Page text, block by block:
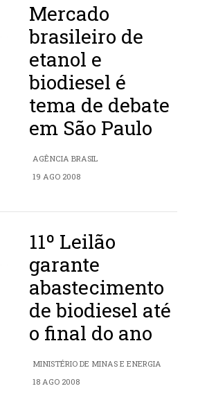
Mercado
brasileiro de
etanol e
biodiesel é
tema de debate
em São Paulo
AGÊNCIA BRASIL
19 AGO 2008
11º Leilão
garante
abastecimento
de biodiesel até
o final do ano
MINISTÉRIO DE MINAS E ENERGIA
18 AGO 2008